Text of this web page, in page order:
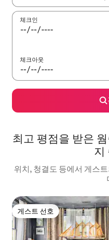
체크인
체크아웃
최고 평점을 받은
지
위치, 청결도 등에서 게스
게스트 선호
게스트 선호